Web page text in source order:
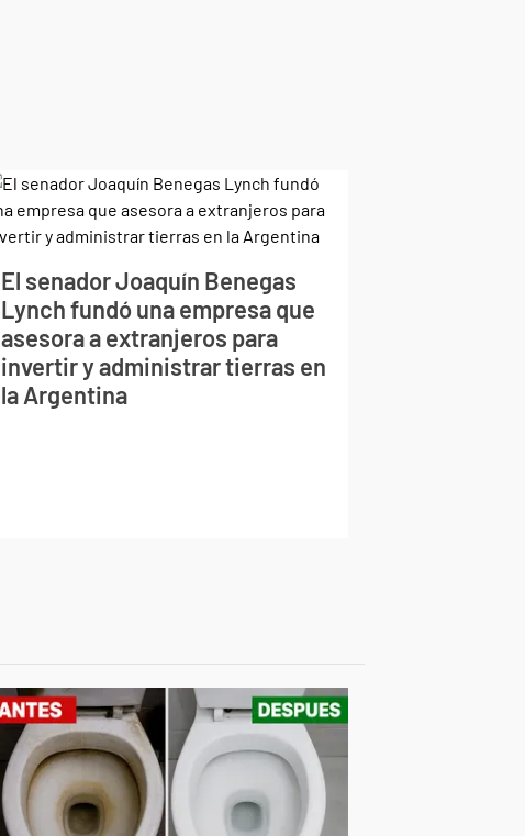
El senador Joaquín Benegas
Lynch fundó una empresa que
asesora a extranjeros para
invertir y administrar tierras en
la Argentina